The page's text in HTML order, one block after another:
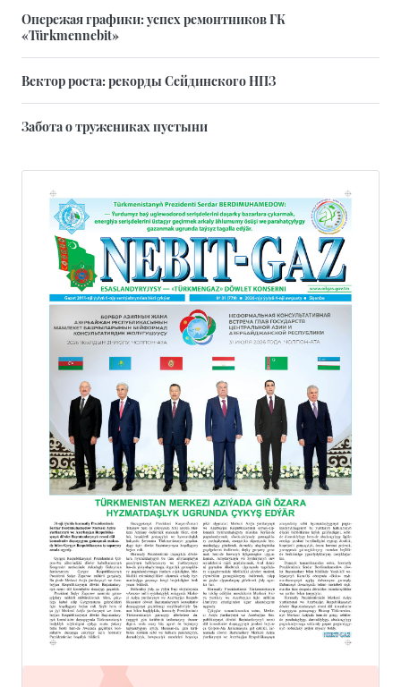
Опережая графики: успех ремонтников ГК
«Türkmennebit»
Вектор роста: рекорды Сейдинского НПЗ
Забота о тружениках пустыни